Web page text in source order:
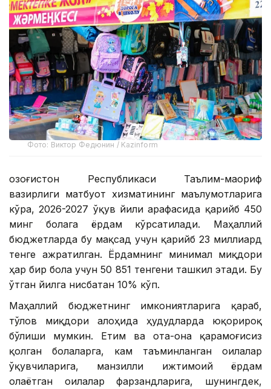
Фото: Виктор Федюнин / Kazinform
Қозоғистон Республикаси Таълим-маориф
вазирлиги матбуот хизматининг маълумотларига
кўра, 2026-2027 ўқув йили арафасида қарийб 450
минг болага ёрдам кўрсатилади. Маҳаллий
бюджетларда бу мақсад учун қарийб 23 миллиард
тенге ажратилган. Ёрдамнинг минимал миқдори
ҳар бир бола учун 50 851 тенгени ташкил этади. Бу
ўтган йилга нисбатан 10% кўп.
Маҳаллий бюджетнинг имкониятларига қараб,
тўлов миқдори алоҳида ҳудудларда юқорироқ
бўлиши мумкин. Етим ва ота-она қарамоғисиз
қолган болаларга, кам таъминланган оилалар
ўқувчиларига, манзилли ижтимоий ёрдам
олаётган оилалар фарзандларига, шунингдек,